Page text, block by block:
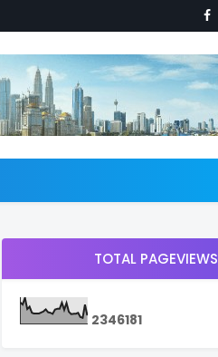
TOTAL PAGEVIEWS
2346181